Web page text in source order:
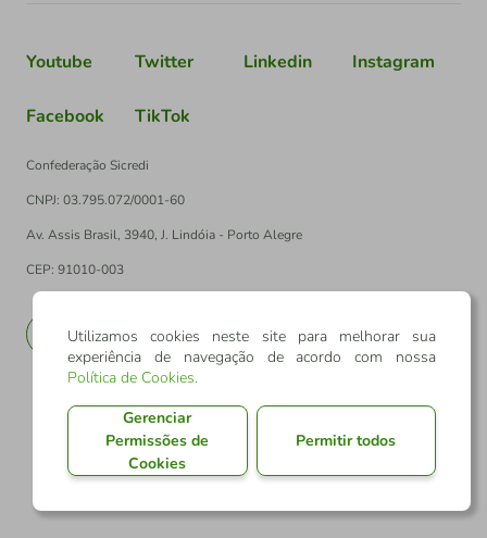
Youtube Twitter Linkedin Instagram
Facebook TikTok
Confederação Sicredi
CNPJ: 03.795.072/0001-60
Av. Assis Brasil, 3940, J. Lindóia - Porto Alegre
CEP: 91010-003
EN
Utilizamos cookies neste site para melhorar sua
experiência de navegação de acordo com nossa
Política de Cookies.
Gerenciar
Permissões de
Cookies
Permitir todos